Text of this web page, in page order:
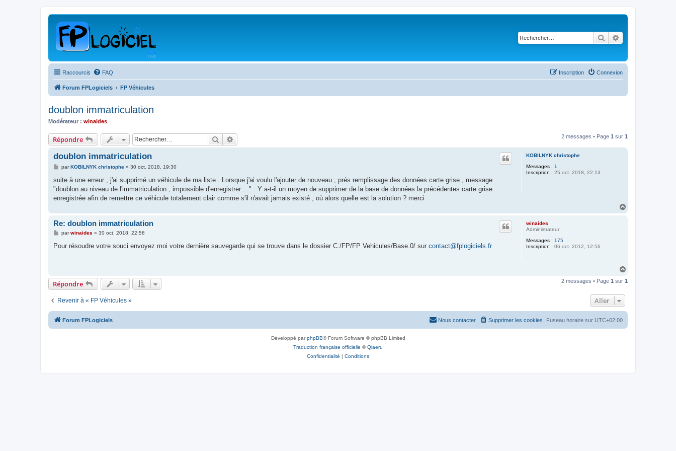
Rechercher
Raccourcis FAQ Connexion
Inscription
Forum FPLogiciels FP Véhicules
doublon immatriculation
Modérateur : winaides
Répondre Rechercher 2 messages • Page 1 sur 1
KOBILNYK christophe
Messages : 1
Inscription : 25 oct. 2018, 22:13
doublon immatriculation
M
s
a
g
parKOBILNYK christophe» 30 oct. 2018, 19:30
suite à une erreur , j'ai supprimé un véhicule de ma liste . Lorsque j'ai voulu l'ajouter de nouveau , prés remplissage des données carte grise , message
"doublon au niveau de l'immatriculation , impossible d'enregistrer ..." . Y a-t-il un moyen de supprimer de la base de données la précédentes carte grise
enregistrée afin de remettre ce véhicule totalement clair comme s'il n'avait jamais existé , où alors quelle est la solution ? merci
winaides
Administrateur
Messages : 175
Inscription : 06 oct. 2012, 12:56
Re: doublon immatriculation
M
s
parwinaides » 30 oct. 2018, 22:56
Pour résoudre votre souci envoyez moi votre dernière sauvegarde qui se trouve dans le dossier C:/FP/FP Vehicules/Base.0/ sur contact@fplogiciels.fr
u
Répondre 2 messages • Page 1 sur 1
Revenir à « FP Véhicules » Aller
Forum FPLogiciels Fuseau horaire sur UTC+02:00
Supprimer les cookies
Nous contacter
Développé parphpBB® Forum Software © phpBB Limited
Traduction française officielle ©Qiaeru
Confidentialité | Conditions